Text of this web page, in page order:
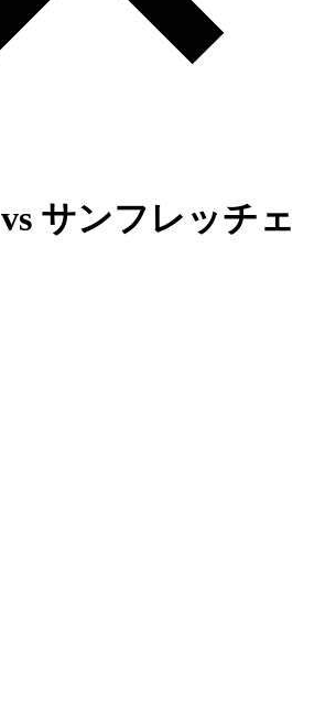
vs サンフレッチェ